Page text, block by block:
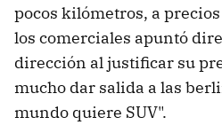
pocos kilómetros, a
los comerciales apuntó
dirección al justificar su
mucho dar salida a las
mundo quiere SUV".